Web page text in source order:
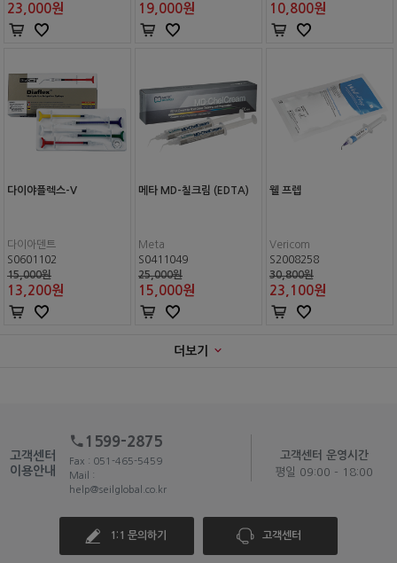
23,000원 19,000원 10,800원
다이야플렉스-V
다이아덴트
S0601102
15,000원
13,200원
메타 MD-칠크림 (EDTA)
Meta
S0411049
25,000원
15,000원
웰 프렙
Vericom
S2008258
30,800원
23,100원
더보기
고객센터
이용안내
1599-2875
Fax : 051-465-5459
Mail :
help@seilglobal.co.kr
고객센터 운영시간
평일 09:00 - 18:00
1:1 문의하기 고객센터